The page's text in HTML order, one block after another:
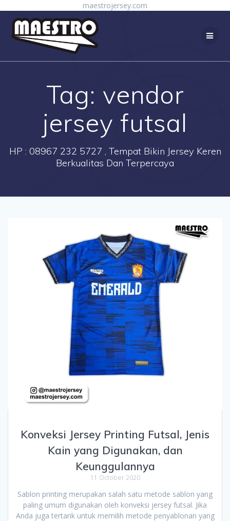
maestrojersey.com
Tag: vendor
jersey futsal
HP : 08967 232 5727 , Tempat Bikin Jersey Keren
Berkualitas Dan Terpercaya
Konveksi Jersey Printing Futsal, Jenis
Kain yang Digunakan, dan
Keunggulannya
11 October 2020
Sablon printing merupakan salah satu metode sablon yang
paling umum digunakan oleh konveksi jersey futsal. Jika
Anda juga tertarik untuk memilih metode penyablonan yang